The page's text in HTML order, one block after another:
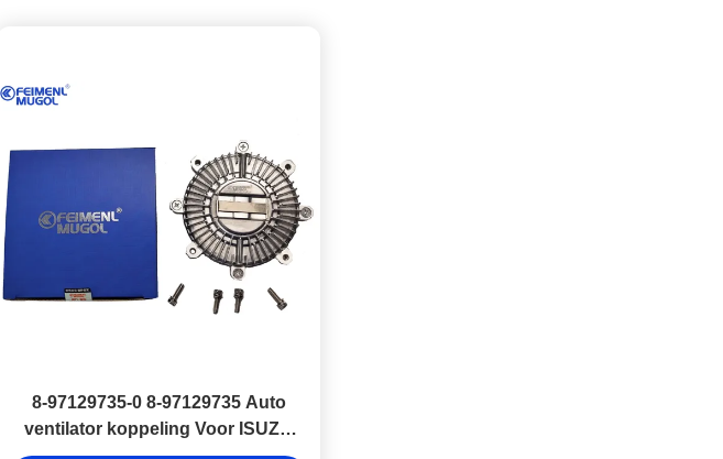
8-97129735-0 8-97129735 Auto
ventilator koppeling Voor ISUZU
NKR 100P motor